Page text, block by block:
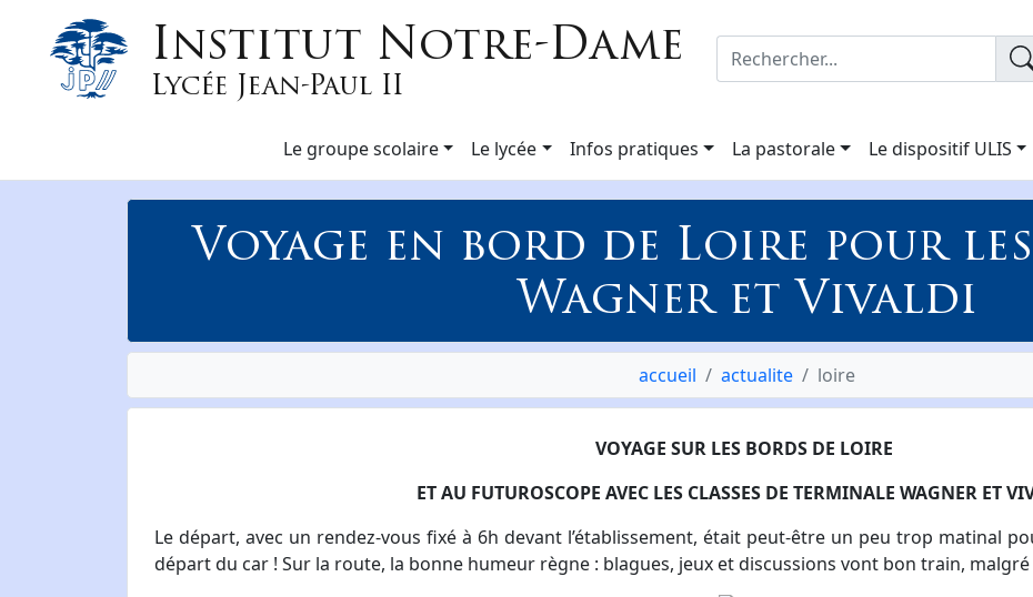
Institut Notre-Dame
Lycée Jean-Paul II
Le groupe scolaire Le lycée Infos pratiques La pastorale Le dispositif ULIS
Voyage en bord de Loire pour
Wagner et Vivaldi
accueil actualite loire
VOYAGE SUR LES BORDS DE LOIRE
ET AU FUTUROSCOPE AVEC LES CLASSES DE TERMINALE WAGNER ET
Le départ, avec un rendez-vous fixé à 6h devant l’établissement, était peut-être un peu trop matinal
départ du car ! Sur la route, la bonne humeur règne : blagues, jeux et discussions vont bon train,